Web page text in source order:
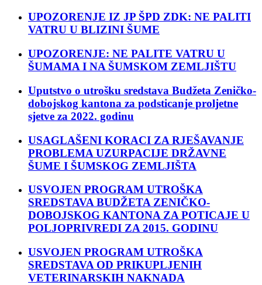
UPOZORENJE IZ JP ŠPD ZDK: NE PALITI
VATRU U BLIZINI ŠUME
UPOZORENJE: NE PALITE VATRU U
ŠUMAMA I NA ŠUMSKOM ZEMLJIŠTU
Uputstvo o utrošku sredstava Budžeta Zeničko-
dobojskog kantona za podsticanje proljetne
sjetve za 2022. godinu
USAGLAŠENI KORACI ZA RJEŠAVANJE
PROBLEMA UZURPACIJE DRŽAVNE
ŠUME I ŠUMSKOG ZEMLJIŠTA
USVOJEN PROGRAM UTROŠKA
SREDSTAVA BUDŽETA ZENIČKO-
DOBOJSKOG KANTONA ZA POTICAJE U
POLJOPRIVREDI ZA 2015. GODINU
USVOJEN PROGRAM UTROŠKA
SREDSTAVA OD PRIKUPLJENIH
VETERINARSKIH NAKNADA